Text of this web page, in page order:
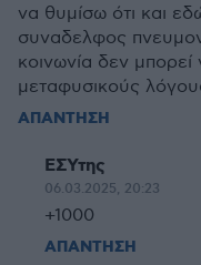
να θυμίσω ότι και
συναδελφος
κοινωνία δεν μπορεί
μεταφυσικούς
ΑΠΑΝΤΗΣΗ
ΕΣΥτης
06.03.2025, 20:23
+1000
ΑΠΑΝΤΗΣΗ